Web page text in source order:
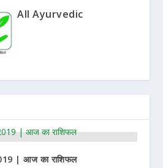
All Ayurvedic
| आज का राशिफल